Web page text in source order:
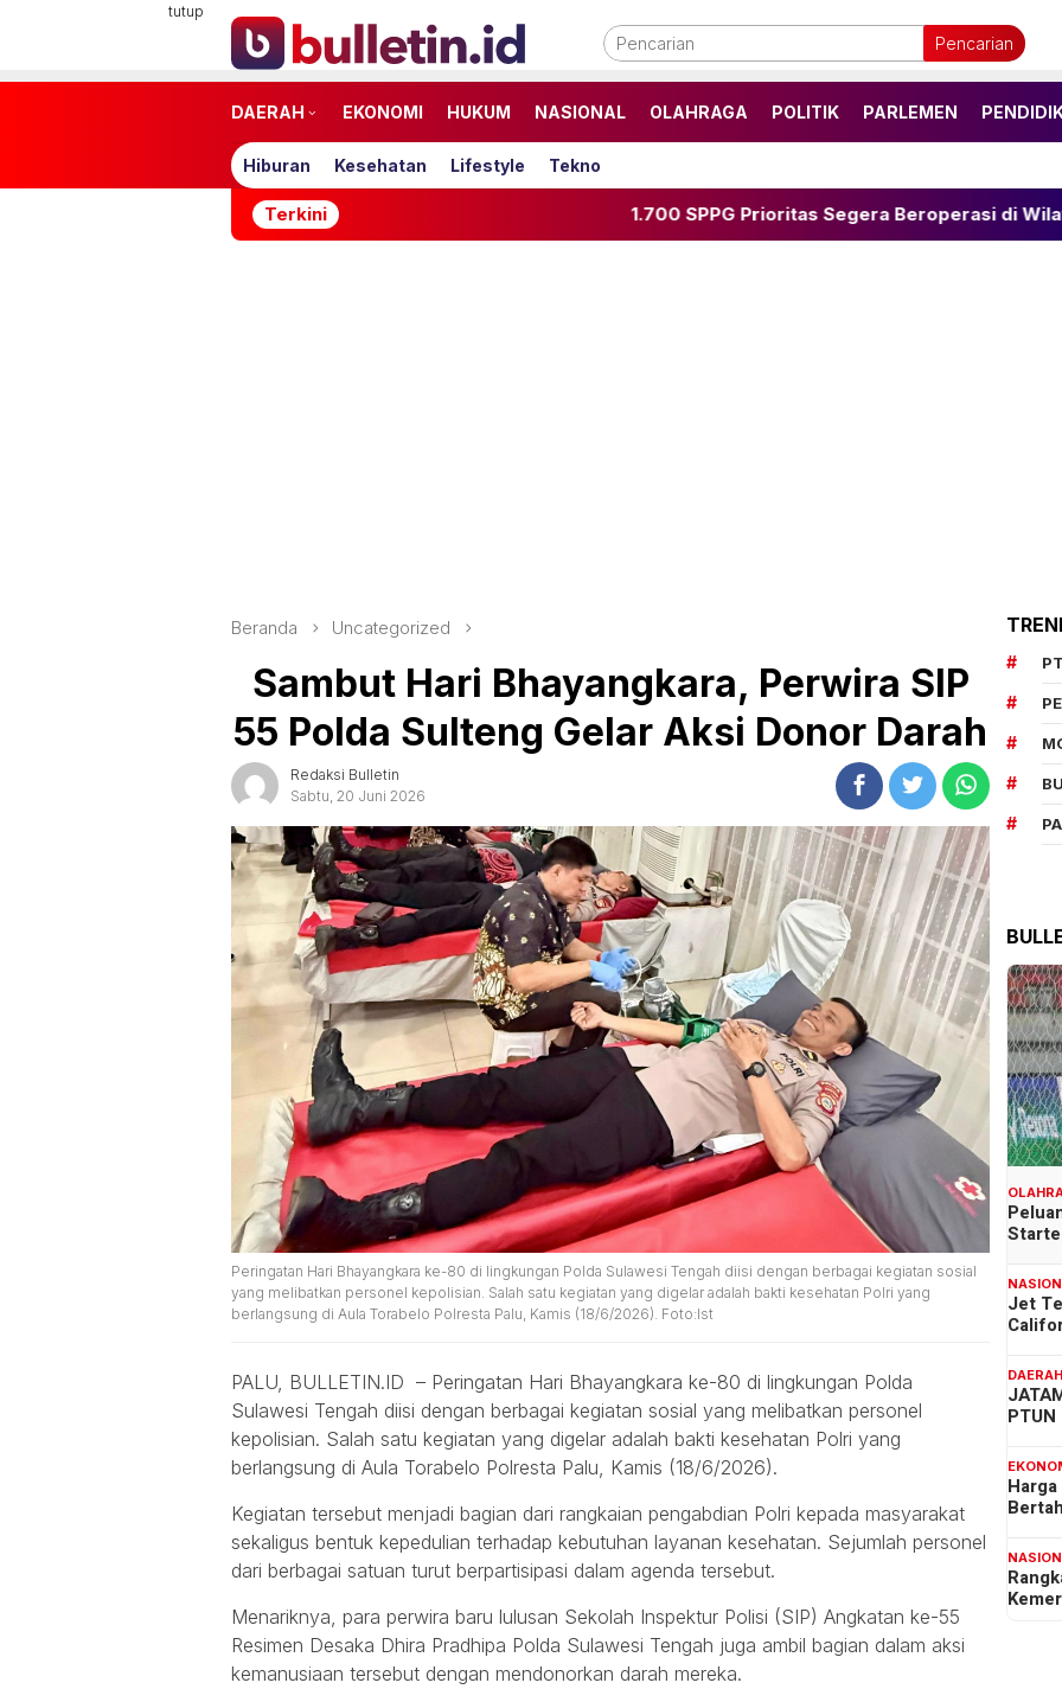
tutup
Pencarian
DAERAH EKONOMI HUKUM NASIONAL OLAHRAGA POLITIK PARLEMEN
Hiburan Kesehatan Lifestyle Tekno
Terkini 1.700 SPPG Prioritas Segera Beroperasi di Wilayah Stunting
Beranda Uncategorized
Sambut Hari Bhayangkara, Perwira SIP
55 Polda Sulteng Gelar Aksi Donor Darah
Redaksi Bulletin
Sabtu, 20 Juni 2026
Peringatan Hari Bhayangkara ke-80 di lingkungan Polda Sulawesi Tengah diisi dengan berbagai kegiatan sosial
yang melibatkan personel kepolisian. Salah satu kegiatan yang digelar adalah bakti kesehatan Polri yang
berlangsung di Aula Torabelo Polresta Palu, Kamis (18/6/2026). Foto:Ist
PALU, BULLETIN.ID – Peringatan Hari Bhayangkara ke-80 di lingkungan Polda
Sulawesi Tengah diisi dengan berbagai kegiatan sosial yang melibatkan personel
kepolisian. Salah satu kegiatan yang digelar adalah bakti kesehatan Polri yang
berlangsung di Aula Torabelo Polresta Palu, Kamis (18/6/2026).
Kegiatan tersebut menjadi bagian dari rangkaian pengabdian Polri kepada masyarakat
sekaligus bentuk kepedulian terhadap kebutuhan layanan kesehatan. Sejumlah personel
dari berbagai satuan turut berpartisipasi dalam agenda tersebut.
Menariknya, para perwira baru lulusan Sekolah Inspektur Polisi (SIP) Angkatan ke-55
Resimen Desaka Dhira Pradhipa Polda Sulawesi Tengah juga ambil bagian dalam aksi
kemanusiaan tersebut dengan mendonorkan darah mereka.
Jet